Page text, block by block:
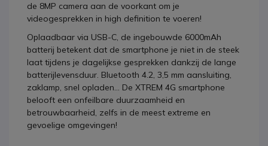
de 8MP camera aan de voorkant om je
videogesprekken in high definition te voeren!
Oplaadbaar via USB-C, de ingebouwde 6000mAh
batterij betekent dat de smartphone je niet in de steek
laat tijdens je dagelijkse gesprekken dankzij de lange
batterijlevensduur. Bluetooth 4.2, 3,5 mm aansluiting,
zaklamp, snel opladen... De XTREM 4G smartphone
belooft een onfeilbare duurzaamheid en
betrouwbaarheid, zelfs in de meest extreme en
gevoelige omgevingen!